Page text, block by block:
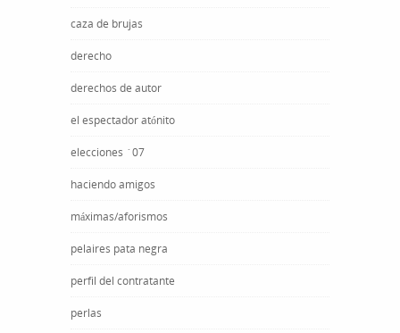
caza de brujas
derecho
derechos de autor
el espectador atónito
elecciones ´07
haciendo amigos
máximas/aforismos
pelaires pata negra
perfil del contratante
perlas